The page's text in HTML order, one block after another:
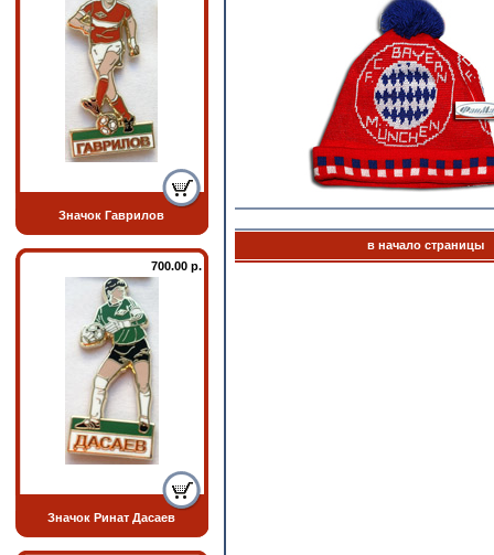
Значок Гаврилов
700.00 р.
Значок Ринат Дасаев
в начало страницы